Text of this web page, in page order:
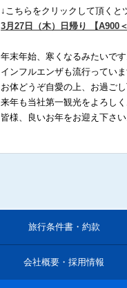
↓こちらをクリックして頂くと
3月27日（木）日帰り 【A900
年末年始、寒くなるみたいです
インフルエンザも流行っていま
お体どうぞ自愛の上、お過ごし
来年も当社第一観光をよろしく
皆様、良いお年をお迎え下さい
旅行条件書・約款
会社概要・採用情報